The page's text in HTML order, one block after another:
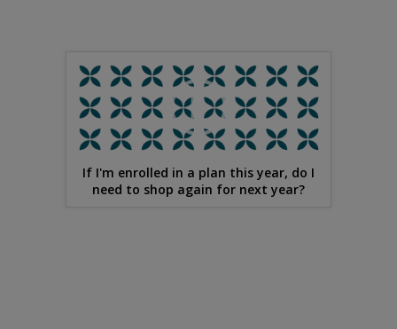
If I'm enrolled in a plan this year, do I
need to shop again for next year?